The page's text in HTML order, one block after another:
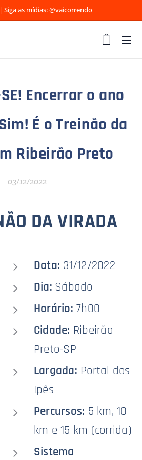
Siga as mídias: @vaicorrendo
SE! Encerrar o ano
É o Treinão da
Ribeirão Preto
03/12/2022
DA VIRADA
Data: 31/12/2022
Dia: Sábado
Horário: 7h00
Cidade: Ribeirão
Preto-SP
Largada: Portal dos
Ipês
Percursos: 5 km, 10
km e 15 km (corrida)
Sistema